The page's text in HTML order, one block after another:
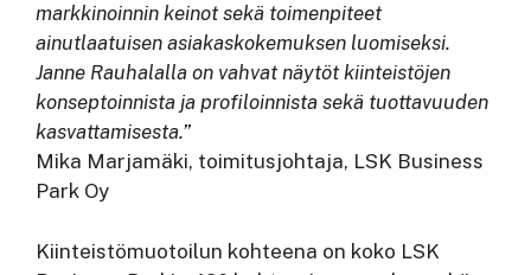
markkinoinnin keinot sekä toimenpiteet
ainutlaatuisen asiakaskokemuksen luomiseksi.
Janne Rauhalalla on vahvat näytöt kiinteistöjen
konseptoinnista ja profiloinnista sekä tuottavuuden
kasvattamisesta.”
Mika Marjamäki, toimitusjohtaja, LSK Business
Park Oy
Kiinteistömuotoilun kohteena on koko LSK